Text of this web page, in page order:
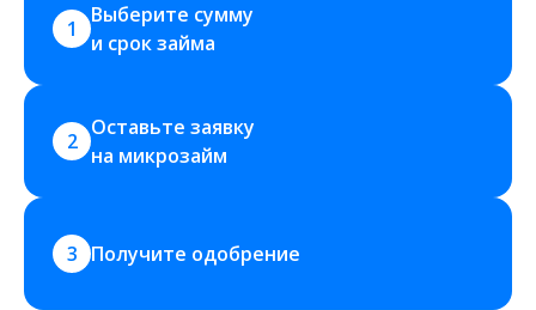
1
Выберите сумму
и срок займа
2
Оставьте заявку
на микрозайм
3 Получите одобрение